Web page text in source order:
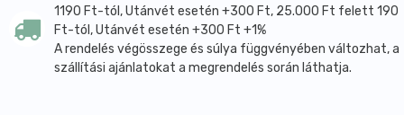
1190 Ft-tól, Utánvét esetén +300 Ft, 25.000 Ft felett 190
Ft-tól, Utánvét esetén +300 Ft +1%
A rendelés végösszege és súlya függvényében változhat, a
szállítási ajánlatokat a megrendelés során láthatja.